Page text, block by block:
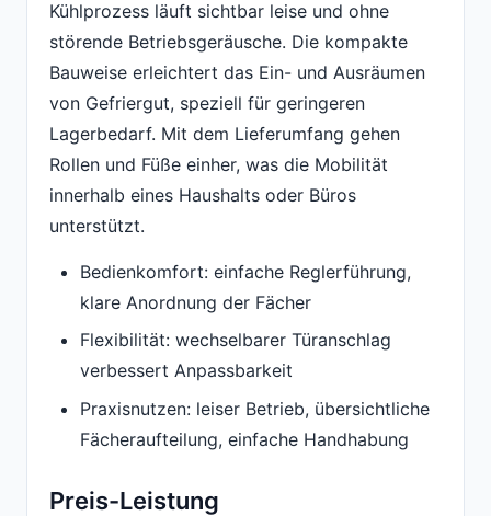
Kühlprozess läuft sichtbar leise und ohne
störende Betriebsgeräusche. Die kompakte
Bauweise erleichtert das Ein- und Ausräumen
von Gefriergut, speziell für geringeren
Lagerbedarf. Mit dem Lieferumfang gehen
Rollen und Füße einher, was die Mobilität
innerhalb eines Haushalts oder Büros
unterstützt.
Bedienkomfort: einfache Reglerführung,
klare Anordnung der Fächer
Flexibilität: wechselbarer Türanschlag
verbessert Anpassbarkeit
Praxisnutzen: leiser Betrieb, übersichtliche
Fächeraufteilung, einfache Handhabung
Preis-Leistung